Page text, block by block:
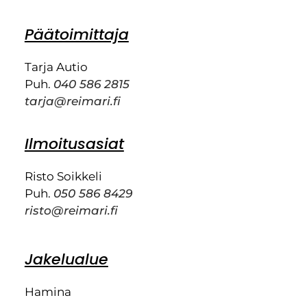
Päätoimittaja
Tarja Autio
Puh. 040 586 2815
tarja@reimari.fi
Ilmoitusasiat
Risto Soikkeli
Puh. 050 586 8429
risto@reimari.fi
Jakelualue
Hamina